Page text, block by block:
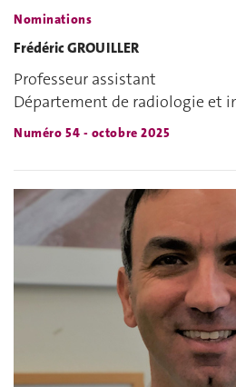
Nominations
Frédéric GROUILLER
Professeur assistant
Département de radiologie et
Numéro 54 - octobre 2025